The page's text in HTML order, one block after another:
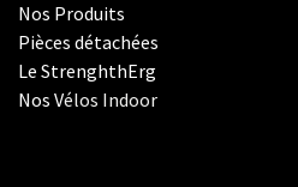
Nos Produits
Pièces détachées
Le StrenghthErg
Nos Vélos Indoor